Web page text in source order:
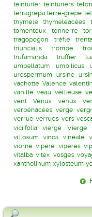
teinturier teinturiers
tèrragrèpa terre-grèpe
thymèle
thyméléacées
tomenteux
tonnerre
tragopogon
trèfle
triuncialis
trompe
trufamanda
truffier
umbellatum
umbilicus
urospermum
ursine
vachotte Valence
vanille veau veilleuse
vent
Vénus vénus
verbénacées verge
verrue verrues vers
viciifolia
vierge Vierge
villosum
vinca vineale
viorne vipère vipères
vitalba vitex vosges
xantholinum xylosteum